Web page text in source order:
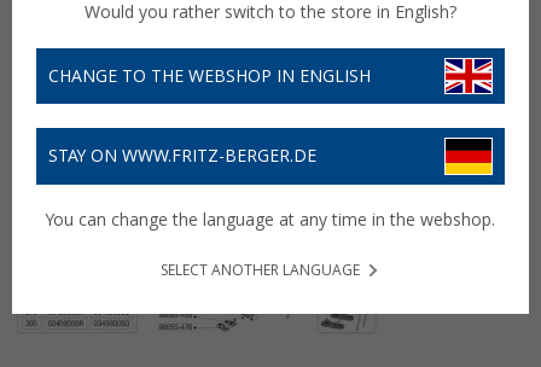
Would you rather switch to the store in English?
CHANGE TO THE WEBSHOP IN ENGLISH
STAY ON WWW.FRITZ-BERGER.DE
You can change the language at any time in the webshop.
SELECT ANOTHER LANGUAGE